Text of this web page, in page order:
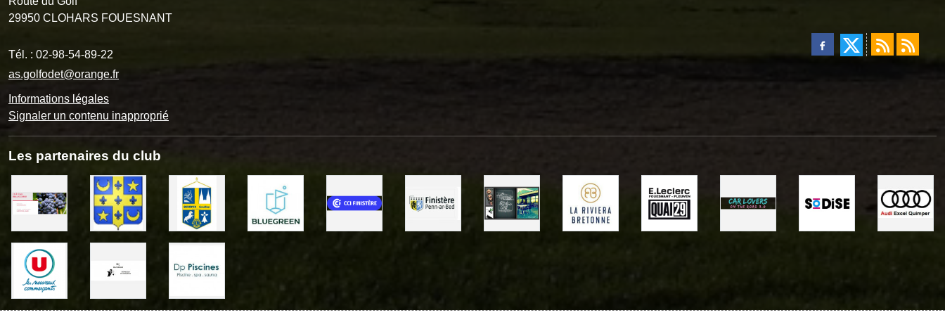
29950 CLOHARS FOUESNANT
Tél. : 02-98-54-89-22
as.golfodet@orange.fr
Informations légales
Signaler un contenu inapproprié
Les partenaires du club